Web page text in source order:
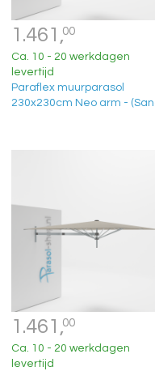
1.461,00
Ca. 10 - 20 werkdagen
levertijd
Paraflex muurparasol
230x230cm Neo arm -
1.461,00
Ca. 10 - 20 werkdagen
levertijd